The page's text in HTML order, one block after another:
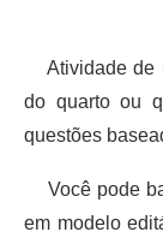
Atividade de
do quarto ou
questões
Você pode
em modelo